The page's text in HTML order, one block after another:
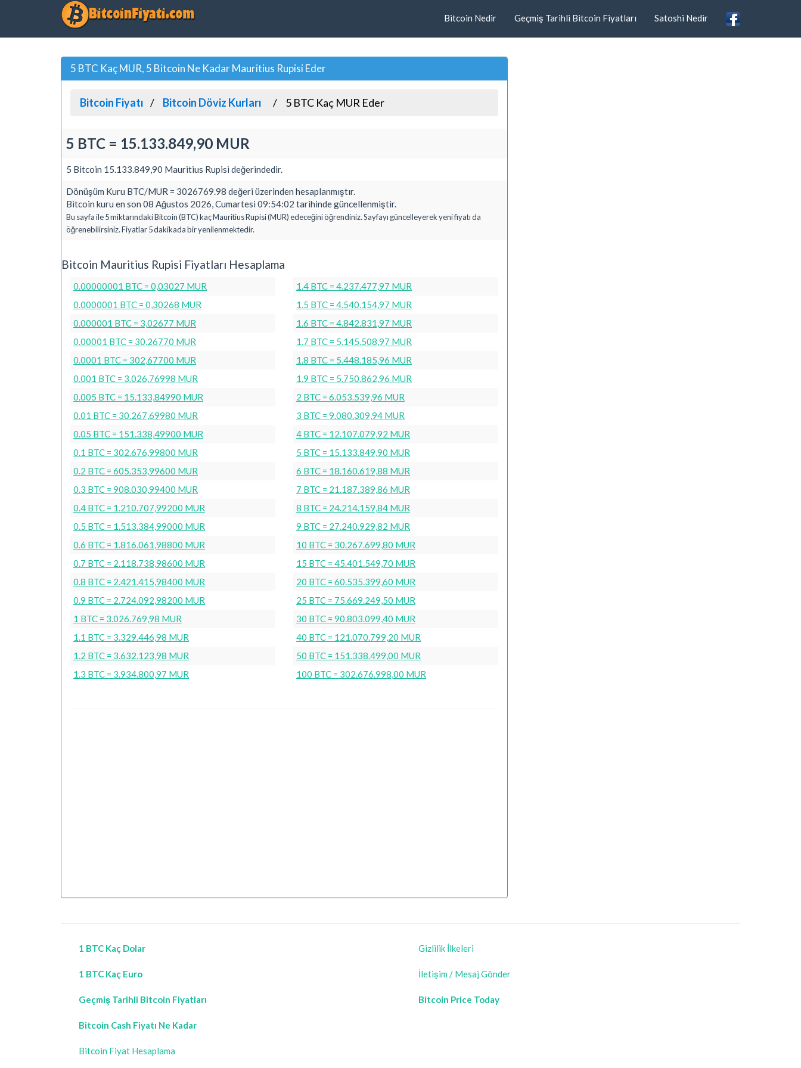
Bitcoin Nedir Geçmiş Tarihli Bitcoin Fiyatları Satoshi Nedir
5 BTC Kaç MUR, 5 Bitcoin Ne Kadar Mauritius Rupisi Eder
Bitcoin Fiyatı Bitcoin Döviz Kurları 5 BTC Kaç MUR Eder
5 BTC = 15.133.849,90 MUR
5 Bitcoin 15.133.849,90 Mauritius Rupisi değerindedir.
Dönüşüm Kuru BTC/MUR = 3026769.98 değeri üzerinden hesaplanmıştır.
Bitcoin kuru en son 08 Ağustos 2026, Cumartesi 09:54:02 tarihinde güncellenmiştir.
Bu sayfa ile 5 miktarındaki Bitcoin (BTC) kaç Mauritius Rupisi (MUR) edeceğini öğrendiniz. Sayfayı güncelleyerek yeni fiyatı da
öğrenebilirsiniz. Fiyatlar 5 dakikada bir yenilenmektedir.
Bitcoin Mauritius Rupisi Fiyatları Hesaplama
0.00000001 BTC = 0,03027 MUR
0.0000001 BTC = 0,30268 MUR
0.000001 BTC = 3,02677 MUR
0.00001 BTC = 30,26770 MUR
0.0001 BTC = 302,67700 MUR
0.001 BTC = 3.026,76998 MUR
0.005 BTC = 15.133,84990 MUR
0.01 BTC = 30.267,69980 MUR
0.05 BTC = 151.338,49900 MUR
0.1 BTC = 302.676,99800 MUR
0.2 BTC = 605.353,99600 MUR
0.3 BTC = 908.030,99400 MUR
0.4 BTC = 1.210.707,99200 MUR
0.5 BTC = 1.513.384,99000 MUR
0.6 BTC = 1.816.061,98800 MUR
0.7 BTC = 2.118.738,98600 MUR
0.8 BTC = 2.421.415,98400 MUR
0.9 BTC = 2.724.092,98200 MUR
1 BTC = 3.026.769,98 MUR
1.1 BTC = 3.329.446,98 MUR
1.2 BTC = 3.632.123,98 MUR
1.3 BTC = 3.934.800,97 MUR
1.4 BTC = 4.237.477,97 MUR
1.5 BTC = 4.540.154,97 MUR
1.6 BTC = 4.842.831,97 MUR
1.7 BTC = 5.145.508,97 MUR
1.8 BTC = 5.448.185,96 MUR
1.9 BTC = 5.750.862,96 MUR
2 BTC = 6.053.539,96 MUR
3 BTC = 9.080.309,94 MUR
4 BTC = 12.107.079,92 MUR
5 BTC = 15.133.849,90 MUR
6 BTC = 18.160.619,88 MUR
7 BTC = 21.187.389,86 MUR
8 BTC = 24.214.159,84 MUR
9 BTC = 27.240.929,82 MUR
10 BTC = 30.267.699,80 MUR
15 BTC = 45.401.549,70 MUR
20 BTC = 60.535.399,60 MUR
25 BTC = 75.669.249,50 MUR
30 BTC = 90.803.099,40 MUR
40 BTC = 121.070.799,20 MUR
50 BTC = 151.338.499,00 MUR
100 BTC = 302.676.998,00 MUR
1 BTC Kaç Dolar
1 BTC Kaç Euro
Geçmiş Tarihli Bitcoin Fiyatları
Bitcoin Cash Fiyatı Ne Kadar
Bitcoin Fiyat Hesaplama
Gizlilik İlkeleri
İletişim / Mesaj Gönder
Bitcoin Price Today